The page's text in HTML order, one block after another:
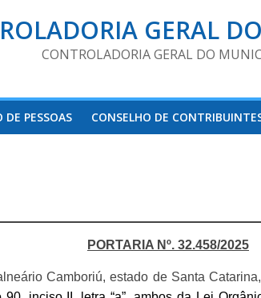
GERAL
CONTROLADORIA GERAL DO
DE PESSOAS CONSELHO DE
PORTARIA Nº. 32.458/2025
Camboriú, estado de Santa Catarina,